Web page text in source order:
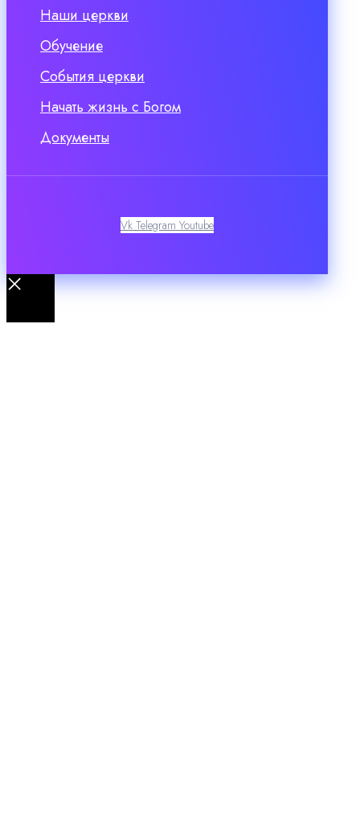
Наши церкви
Обучение
События церкви
Начать жизнь с Богом
Документы
Vk Telegram Youtube